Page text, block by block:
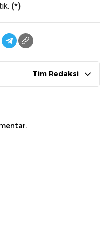
(*)
Tim Redaksi